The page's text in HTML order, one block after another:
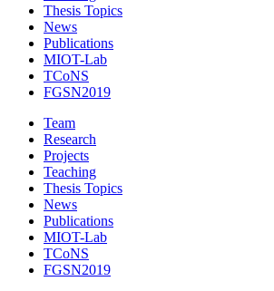
Thesis Topics
News
Publications
MIOT-Lab
TCoNS
FGSN2019
Team
Research
Projects
Teaching
Thesis Topics
News
Publications
MIOT-Lab
TCoNS
FGSN2019